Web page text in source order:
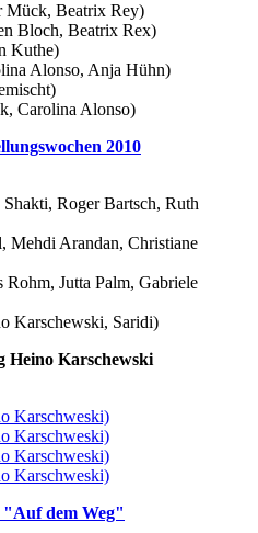
Mück, Beatrix Rey)
Bloch, Beatrix Rex)
Kuthe)
Alonso, Anja Hühn)
Carolina Alonso)
2010
Roger Bartsch, Ruth
Mehdi Arandan, Christiane
Rohm, Jutta Palm, Gabriele
Karschewski, Saridi)
Heino Karschewski
Karschweski)
Karschweski)
Karschweski)
Karschweski)
"Auf dem Weg"